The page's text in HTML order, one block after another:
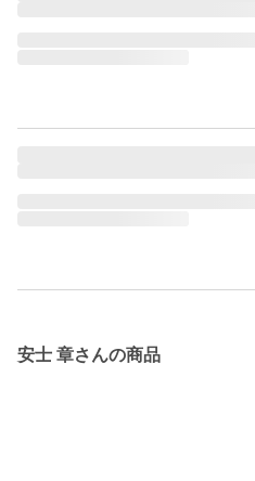
安士 章さんの商品